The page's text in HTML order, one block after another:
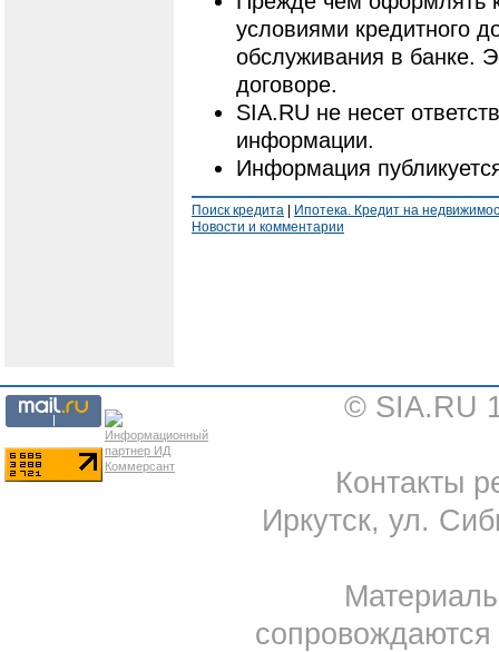
условиями кредитного
обслуживания в банке.
договоре.
SIA.RU не несет
информации.
Информация
Поиск кредита
Ипотека. Кредит на
Новости и комментарии
© SIA.RU
Контакты
Иркутск, ул.